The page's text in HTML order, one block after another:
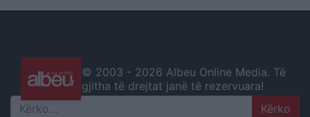
© 2003 - 2026 Albeu Online Media. Të
gjitha të drejtat janë të rezervuara!